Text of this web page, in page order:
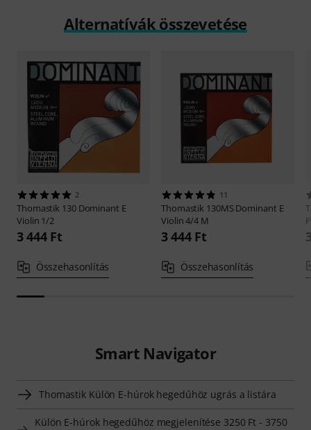
Alternatívák összevetése
2
Thomastik 130 Dominant E
Violin 1/2
3 444 Ft
Összehasonlítás
11
Thomastik 130MS Dominant E
Violin 4/4 M
3 444 Ft
Összehasonlítás
Smart Navigator
Thomastik Külön E-húrok hegedűhöz ugrás a listára
Külön E-húrok hegedűhöz megjelenítése 3250 Ft - 3750